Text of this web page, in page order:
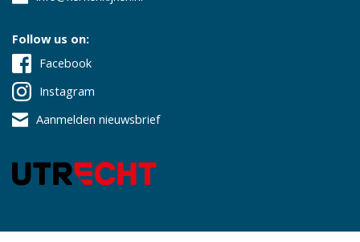
Follow us on:
Facebook
Instagram
Aanmelden nieuwsbrief